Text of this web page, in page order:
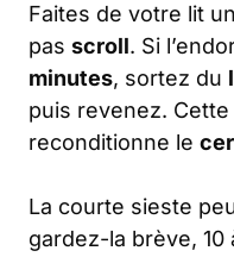
Faites de votre lit un
pas scroll. Si
minutes, sortez du
puis revenez.
reconditionne le
La courte sieste
gardez-la brève, 10